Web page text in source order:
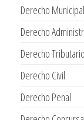
Derecho Municipal
Derecho
Derecho Tributario
Derecho Civil
Derecho Penal